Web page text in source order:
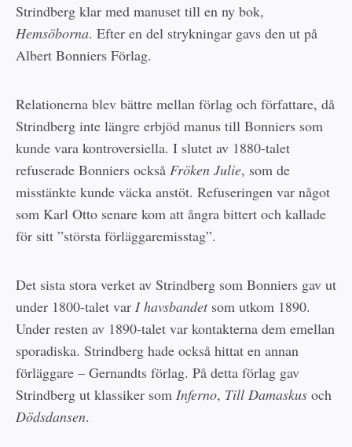
Strindberg klar med manuset till en ny bok,
Hemsöborna. Efter en del strykningar gavs den ut på
Albert Bonniers Förlag.
Relationerna blev bättre mellan förlag och författare, då
Strindberg inte längre erbjöd manus till Bonniers som
kunde vara kontroversiella. I slutet av 1880-talet
refuserade Bonniers också Fröken Julie, som de
misstänkte kunde väcka anstöt. Refuseringen var något
som Karl Otto senare kom att ångra bittert och kallade
för sitt ”största förläggaremisstag”.
Det sista stora verket av Strindberg som Bonniers gav ut
under 1800-talet var I havsbandetsom utkom 1890.
Under resten av 1890-talet var kontakterna dem emellan
sporadiska. Strindberg hade också hittat en annan
förläggare – Gernandts förlag. På detta förlag gav
Strindberg ut klassiker som Inferno, Till Damaskus och
Dödsdansen.